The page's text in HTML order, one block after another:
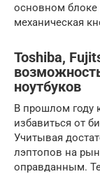
основном блоке
механическая
Toshiba,
ноутбуков
В прошлом году
избавиться от
Учитывая
лэптопов на
оправданным.